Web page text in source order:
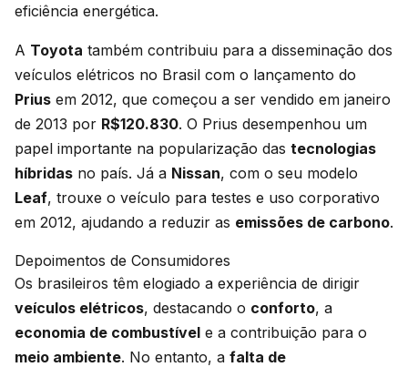
eficiência energética.
A Toyota também contribuiu para a disseminação dos
veículos elétricos no Brasil com o lançamento do
Prius em 2012, que começou a ser vendido em janeiro
de 2013 por R$120.830. O Prius desempenhou um
papel importante na popularização das tecnologias
híbridas no país. Já a Nissan, com o seu modelo
Leaf, trouxe o veículo para testes e uso corporativo
em 2012, ajudando a reduzir as emissões de carbono.
Depoimentos de Consumidores
Os brasileiros têm elogiado a experiência de dirigir
veículos elétricos, destacando o conforto, a
economia de combustível e a contribuição para o
meio ambiente. No entanto, a falta de